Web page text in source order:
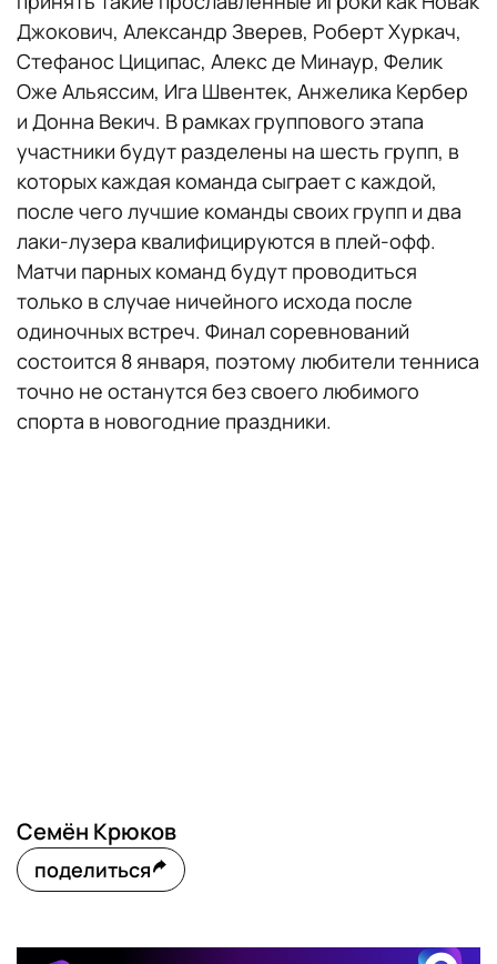
Джокович, Александр Зверев, Роберт Хуркач,
Стефанос Циципас, Алекс де Минаур, Фелик
Оже Альяссим, Ига Швентек, Анжелика Кербер
и Донна Векич. В рамках группового этапа
участники будут разделены на шесть групп, в
которых каждая команда сыграет с каждой,
после чего лучшие команды своих групп и два
лаки-лузера квалифицируются в плей-офф.
Матчи парных команд будут проводиться
только в случае ничейного исхода после
одиночных встреч. Финал соревнований
состоится 8 января, поэтому любители тенниса
точно не останутся без своего любимого
спорта в новогодние праздники.
Семён Крюков
поделиться